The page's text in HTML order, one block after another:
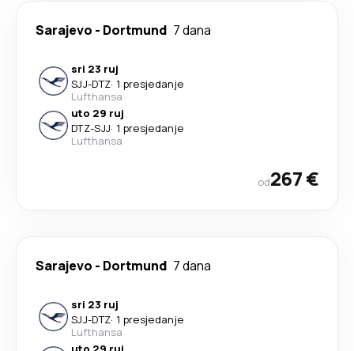
Sarajevo - Dortmund 7 dana
sri 23 ruj
SJJ-DTZ· 1 presjedanje
Lufthansa
uto 29 ruj
DTZ-SJJ· 1 presjedanje
Lufthansa
od267 €
Sarajevo - Dortmund 7 dana
sri 23 ruj
SJJ-DTZ· 1 presjedanje
Lufthansa